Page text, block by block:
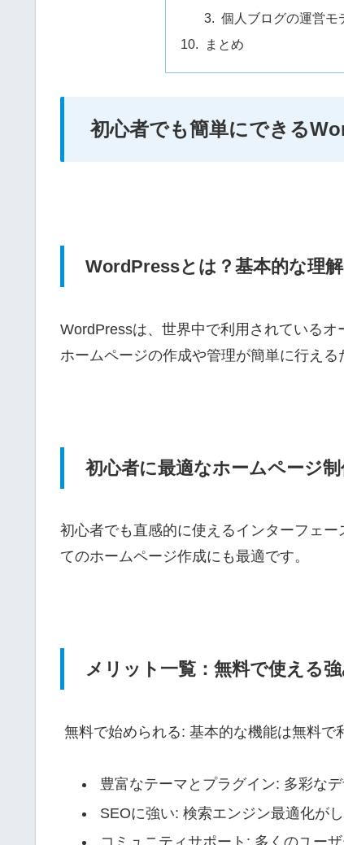
個人ブログの運営モ
まとめ
初心者でも簡単にできる
WordPressとは？基本的な理解
WordPressは、世界中で利用されているオ
ホームページの作成や管理が簡単に行え
初心者に最適なホームページ
初心者でも直感的に使えるインターフェ
てのホームページ作成にも最適です。
メリット一覧：無料で使える
無料で始められる: 基本的な機能は無料で
豊富なテーマとプラグイン: 多彩な
SEOに強い: 検索エンジン最適化がし